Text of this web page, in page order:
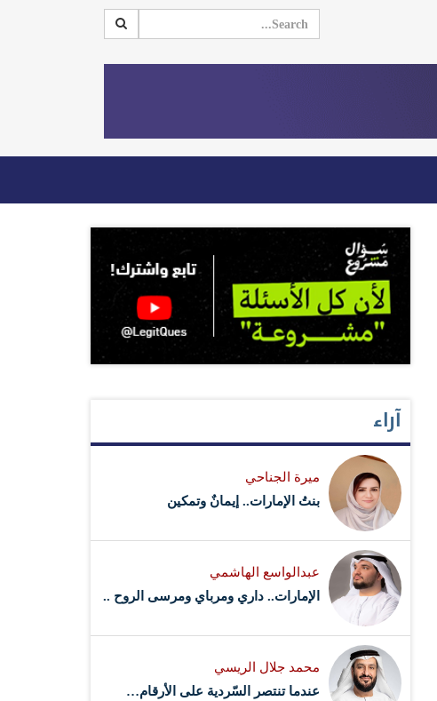
آراء
ميرة الجناحي
بنتُ الإمارات.. إيمانٌ وتمكين
عبدالواسع الهاشمي
الإمارات.. داري ومرباي ومرسى الروح ..
محمد جلال الريسي
عندما تنتصر السّردية على الأرقام…